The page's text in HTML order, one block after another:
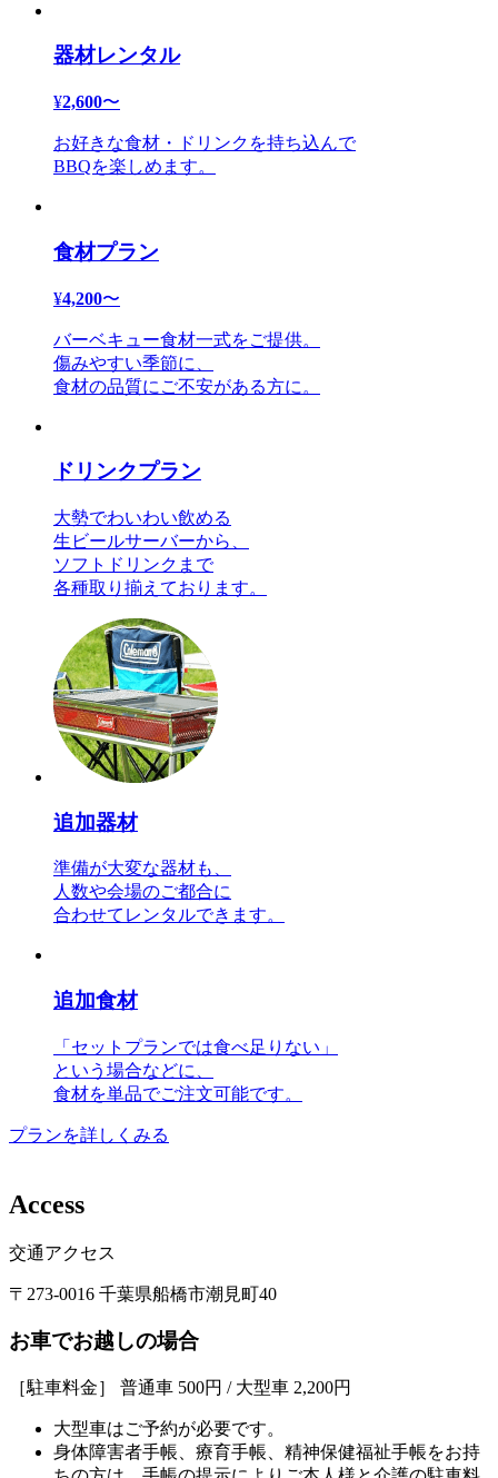
器材レンタル
¥2,600〜
お好きな食材・ドリンクを持ち込んで
BBQを楽しめます。
食材プラン
¥4,200〜
バーベキュー食材一式をご提供。
傷みやすい季節に、
食材の品質にご不安がある方に。
ドリンクプラン
大勢でわいわい飲める
生ビールサーバーから、
ソフトドリンクまで
各種取り揃えております。
追加器材
準備が大変な器材も、
人数や会場のご都合に
合わせてレンタルできます。
追加食材
「セットプランでは食べ足りない」
という場合などに、
食材を単品でご注文可能です。
プランを詳しくみる
Access
交通アクセス
〒273-0016 千葉県船橋市潮見町40
お車でお越しの場合
［駐車料金］ 普通車 500円 / 大型車 2,200円
大型車はご予約が必要です。
身体障害者手帳、療育手帳、精神保健福祉手帳をお持